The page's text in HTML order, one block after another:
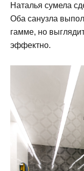
Наталья сумела
Оба санузла
гамме, но
эффектно.